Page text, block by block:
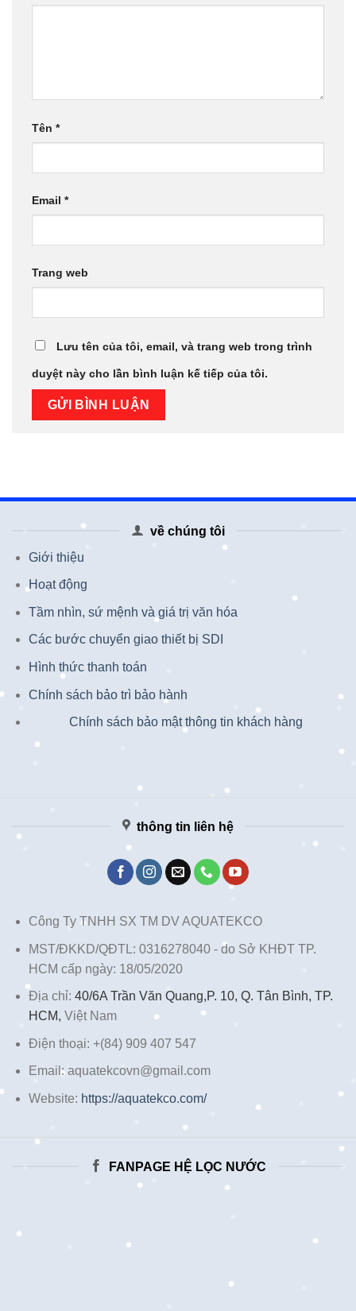
Tên *
Email *
Trang web
Lưu tên của tôi, email, và trang web trong trình
duyệt này cho lần bình luận kế tiếp của tôi.
về chúng tôi
Giới thiệu
Hoạt động
Tầm nhìn, sứ mệnh và giá trị văn hóa
Các bước chuyển giao thiết bị SDI
Hình thức thanh toán
Chính sách bảo trì bảo hành
Chính sách bảo mật thông tin khách hàng
thông tin liên hệ
Công Ty TNHH SX TM DV AQUATEKCO
MST/ĐKKD/QĐTL: 0316278040 - do Sở KHĐT TP.
HCM cấp ngày: 18/05/2020
Địa chỉ: 40/6A Trần Văn Quang,P. 10, Q. Tân Bình, TP.
HCM, Việt Nam
Điện thoại: +(84) 909 407 547
Email: aquatekcovn@gmail.com
Website: https://aquatekco.com/
FANPAGE HỆ LỌC NƯỚC